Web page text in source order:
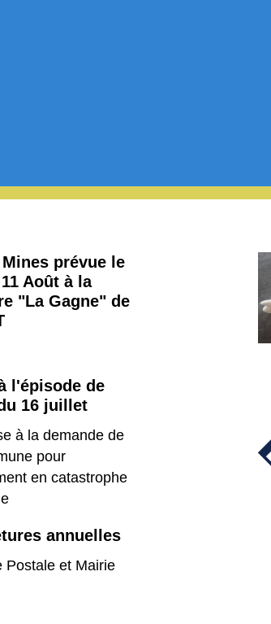
prévue le
Août à la
"La Gagne" de
l'épisode de
16 juillet
à la demande de
pour
en catastrophe
annuelles
Postale et Mairie